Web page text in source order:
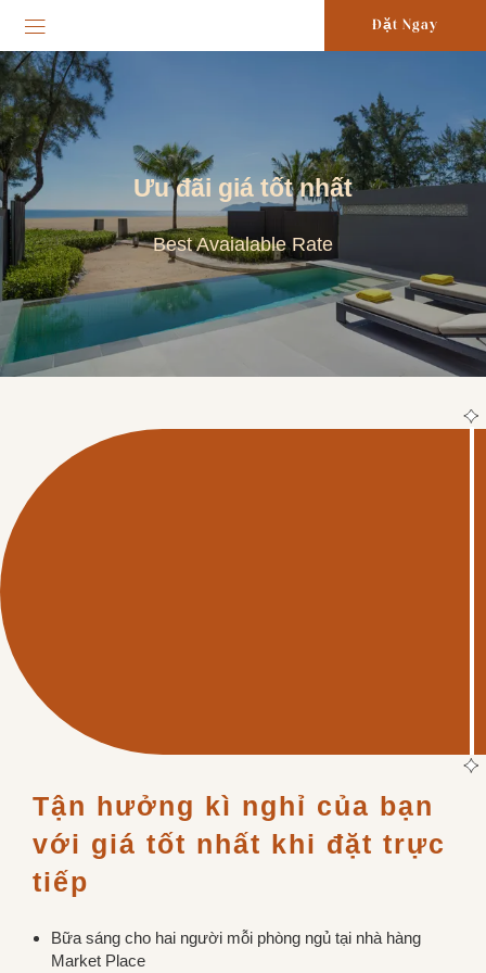
Đặt Ngay
Ưu đãi giá tốt nhất
Best Avaialable Rate
Tận hưởng kì nghỉ của bạn
với giá tốt nhất khi đặt trực
tiếp
Bữa sáng cho hai người mỗi phòng ngủ tại nhà hàng
Market Place